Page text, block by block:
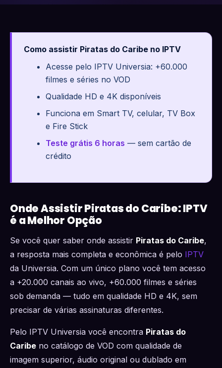
Como assistir Piratas do Caribe no IPTV
Acesse pelo IPTV Universia: +60.000
filmes e séries no VOD
Qualidade HD e 4K disponíveis
Funciona em Smart TV, celular, TV Box
e Fire Stick
Teste grátis 6 horas — sem cartão de
crédito
Onde Assistir Piratas do Caribe: IPTV
é a Melhor Opção
Se você quer saber onde assistir Piratas do Caribe,
a resposta mais completa e econômica é pelo IPTV
da Universia. Com um único plano você tem acesso
a +20.000 canais ao vivo, +60.000 filmes e séries
sob demanda — tudo em qualidade HD e 4K, sem
precisar de várias assinaturas diferentes.
Pelo IPTV Universia você encontra Piratas do
Caribe no catálogo de VOD com qualidade de
imagem superior, áudio original ou dublado em